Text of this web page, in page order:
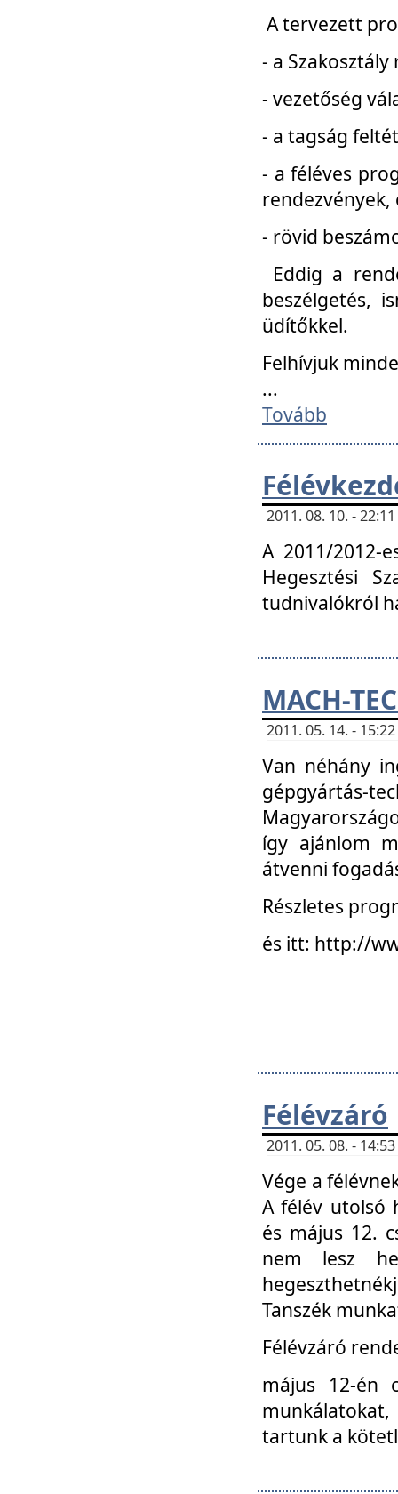
A tervezett
- a
- vezetőség
- a tagság
- a féléves
- rövid
Eddig a
beszélgetés,
üdítőkkel.
Felhívjuk
...
Tovább
2011. 08. 10. -
A 2011/2012-
Hegesztési
tudnivalókról
MACH-
2011. 05. 14. -
Van néhány
gépgyártás-
így ajánlom
átvenni
Részletes
és itt: http://
Félévzáró
2011. 05. 08. -
Vége a
A félév utolsó
és május 12.
nem lesz
Tanszék
Félévzáró
május 12-én
tartunk a